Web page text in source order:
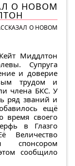
О НОВОМ
О НОВОМ
Миддлтон
Супруга
и доверие
трудом и
члена БКС. У
ряд званий и
ещё
своего
в Глазго
Величество
спонсором
сообщило